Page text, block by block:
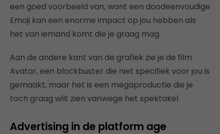
een goed voorbeeld van, want een doodeenvoudige
Emoji kan een enorme impact op jou hebben als
het van iemand komt die je graag mag.
Aan de andere kant van de grafiek zie je de film
Avatar, een blockbuster die niet specifiek voor jou is
gemaakt, maar het is een megaproductie die je
toch graag wilt zien vanwege het spektakel.
Advertising in de platform age